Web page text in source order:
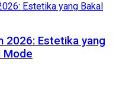
2026: Estetika yang
Mode